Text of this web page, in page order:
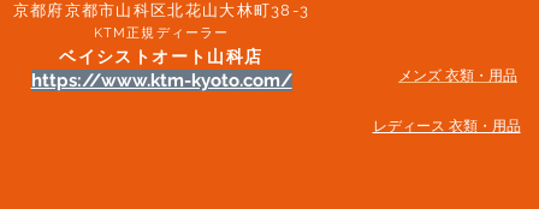
京都府京都市山科区北花山大林町38-3​
KTM正規ディーラー
ベイシストオート山科店
https://www.ktm-kyoto.com/ メンズ 衣類・用品
​レディース 衣類・用品